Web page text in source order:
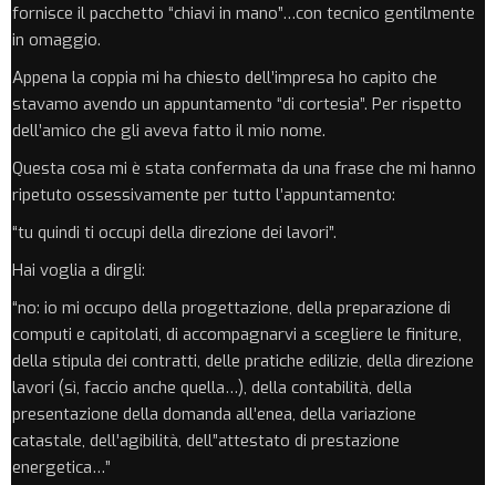
fornisce il pacchetto “chiavi in mano”…con tecnico gentilmente
in omaggio.
Appena la coppia mi ha chiesto dell’impresa ho capito che
stavamo avendo un appuntamento “di cortesia”. Per rispetto
dell’amico che gli aveva fatto il mio nome.
Questa cosa mi è stata confermata da una frase che mi hanno
ripetuto ossessivamente per tutto l’appuntamento:
“tu quindi ti occupi della direzione dei lavori”.
Hai voglia a dirgli:
“no: io mi occupo della progettazione, della preparazione di
computi e capitolati, di accompagnarvi a scegliere le finiture,
della stipula dei contratti, delle pratiche edilizie, della direzione
lavori (sì, faccio anche quella…), della contabilità, della
presentazione della domanda all’enea, della variazione
catastale, dell’agibilità, dell”attestato di prestazione
energetica…”